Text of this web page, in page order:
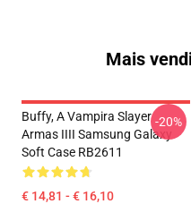
Mais
Buffy, A Vampira Slayer
Armas IIII Samsung Galaxy
Soft Case RB2611
€ 14,81 - € 16,10
-20%